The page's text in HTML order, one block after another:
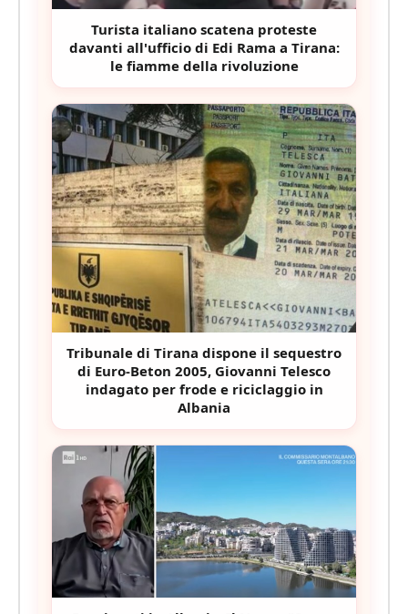
Turista italiano scatena proteste
davanti all'ufficio di Edi Rama a Tirana:
le fiamme della rivoluzione
Tribunale di Tirana dispone il sequestro
di Euro-Beton 2005, Giovanni Telesco
indagato per frode e riciclaggio in
Albania